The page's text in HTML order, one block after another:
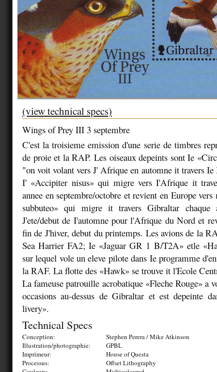
(view technical specs)
Wings of Prey III 3 septembre
C'est la troisieme emission d'une serie de timbres
de proie et la RAP. Les oiseaux depeints sont Ie
"on voit volant vers J' Afrique en automne it travers
I' «Accipiter nisus» qui migre vers I'Afrique it
annee en septembre/octobre et revient en Europe
subbuteo» qui migre it travers Gibraltar
J'ete/debut de I'automne pour l'Afrique du Nord et
fin de J'hiver, debut du printemps. Les avions de la
Sea Harrier FA2; Ie «Jaguar GR 1 B/T2A» etle
sur lequel vole un eleve pilote dans Ie programme
la RAF. La flotte des «Hawk» se trouve it l'Ecole
La fameuse patrouille acrobatique «Fleche Rouge» a
occasions au-dessus de Gibraltar et est depeinte
livery».
Technical Specs
Conception:
Stephen Perera / Mike Atkinson
Illustration/photographie:
GPBL
Imprimeur:
House of Questa
Processus:
Offset Lithography